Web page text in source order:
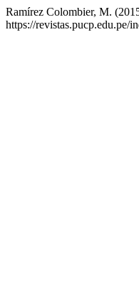
Ramírez Colombier, M.
https://revistas.pucp.edu.pe/